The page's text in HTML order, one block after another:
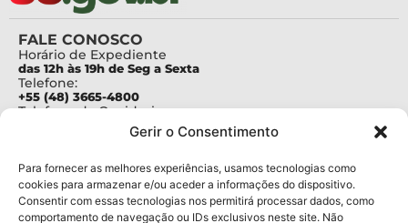
Gerir o Consentimento
Para fornecer as melhores experiências, usamos tecnologias como
cookies para armazenar e/ou aceder a informações do dispositivo.
Consentir com essas tecnologias nos permitirá processar dados, como
comportamento de navegação ou IDs exclusivos neste site. Não
FALE CONOSCO
Horário de Expediente
das 12h às 19h de Seg a Sexta
Telefone:
+55 (48) 3665-4800
Telefone da Ouvidoria
Para assuntos relacionados à Pesquisa
pesquisa@fapesc.sc.gov.br
Para assuntos relacionados à Inovação
inovacao@fapesc.sc.gov.br